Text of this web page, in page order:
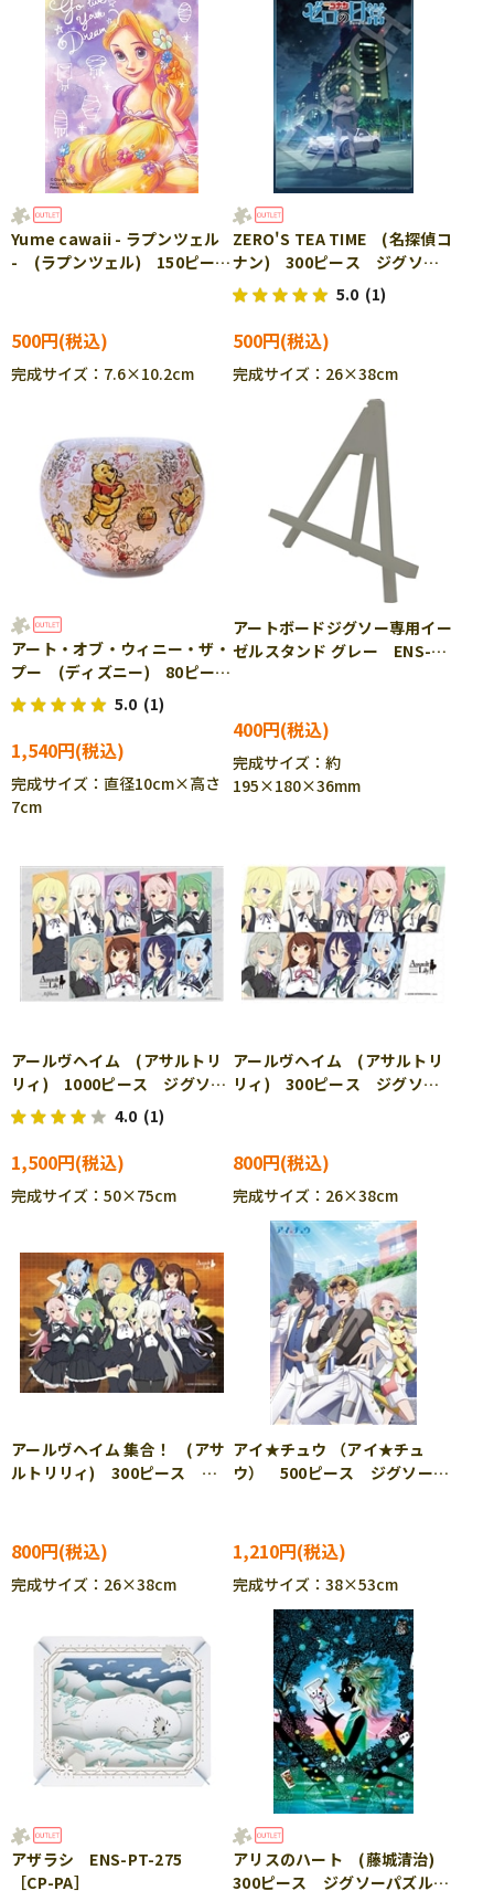
Yume cawaii - ラプンツェル
- (ラプンツェル) 150ピー
500円
完成サイズ：7.6×10.2cm
ZERO'S TEA TIME (名探偵コ
ナン) 300ピース ジグソー
パズル EPO-28-813s
5.0 (1)
500円
完成サイズ：26×38cm
アート・オブ・ウィニー・ザ・
プー (ディズニー) 80ピー
ス YAM-2201-22 ［CP-
SS］
5.0 (1)
1,540円
完成サイズ：直径10cm×高さ
7cm
アートボードジグソー専用イー
ゼルスタンド グレー ENS-
400円
完成サイズ：約
195×180×36mm
アールヴヘイム (アサルトリ
リィ) 1000ピース ジグソー
パズル CUT-1000-091
4.0 (1)
1,500円
完成サイズ：50×75cm
アールヴヘイム (アサルトリ
リィ) 300ピース ジグソー
800円
完成サイズ：26×38cm
アールヴヘイム 集合！ (アサ
ルトリリィ) 300ピース ジ
800円
完成サイズ：26×38cm
アイ★チュウ （アイ★チュ
ウ） 500ピース ジグソーパ
1,210円
完成サイズ：38×53cm
アザラシ ENS-PT-275
［CP-PA］
アリスのハート (藤城清治)
300ピース ジグソーパズル